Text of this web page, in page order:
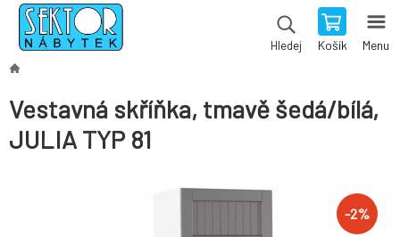
Hledej Košík Menu
Vestavná skříňka, tmavě šedá/bílá,
JULIA TYP 81
-2%